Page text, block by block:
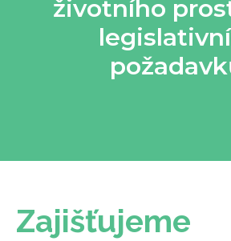
životního
Zajišťujeme